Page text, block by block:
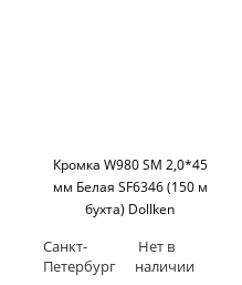
Кромка W980 SM 2,0*45
мм Белая SF6346 (150 м
бухта) Dollken
Санкт-
Петербург
Нет в
наличии